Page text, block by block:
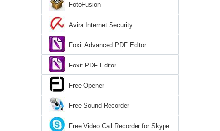
FotoFusion
Avira Internet Security
Foxit Advanced PDF Editor
Foxit PDF Editor
Free Opener
Free Sound Recorder
Free Video Call Recorder for Skype